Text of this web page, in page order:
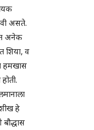
असते.
अनेक
शिया, व
हमखास
हे